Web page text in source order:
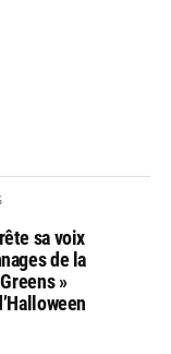
sa voix
de la
»